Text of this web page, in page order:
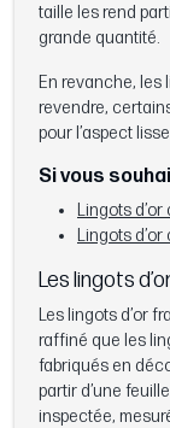
taille les rend
grande quantité.
En revanche, les
revendre,
pour l’aspect
Si vous
Lingots
Lingots
Les lingots
Les lingots d’or
raffiné que les
fabriqués en
partir d’une
inspectée,